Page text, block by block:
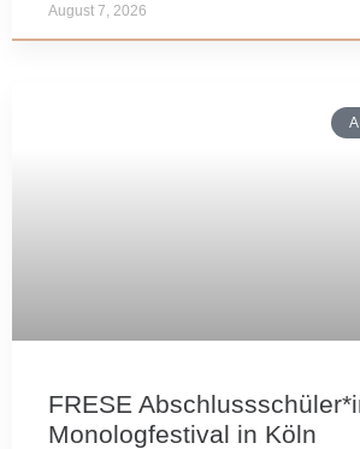
August 7, 2026
FRESE
Monologfestival in Köln